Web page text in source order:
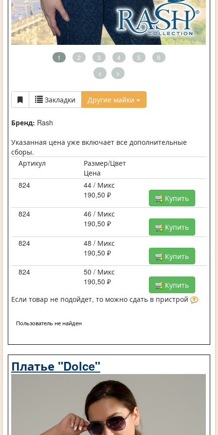
1 2 3 4 5 6
< >
Закладки Другие майки
Бренд: Rash
Указанная цена уже включает все дополнительные
сборы.
Артикул
Размер/Цвет
Цена
824
44 / Микс
190,50 ₽
Купить
824
46 / Микс
190,50 ₽
Купить
824
48 / Микс
190,50 ₽
Купить
824
50 / Микс
190,50 ₽
Купить
Если товар не подойдет, то можно сдать в пристрой
Пользователь не найден
Платье "Dolce"